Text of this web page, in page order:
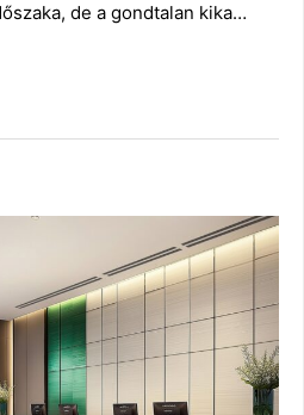
de a gondtalan kika…